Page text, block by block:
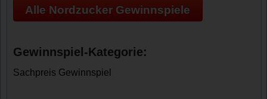
Alle Nordzucker Gewinnspiele
Gewinnspiel-Kategorie:
Sachpreis Gewinnspiel